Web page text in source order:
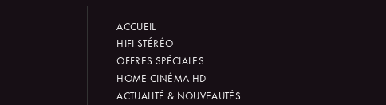
ACCUEIL
HIFI STÉRÉO
OFFRES SPÉCIALES
HOME CINÉMA HD
ACTUALITÉ & NOUVEAUTÉS